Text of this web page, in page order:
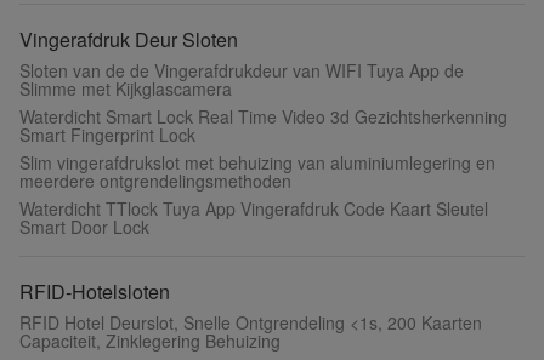
Vingerafdruk Deur Sloten
Sloten van de de Vingerafdrukdeur van WIFI Tuya App de
Slimme met Kijkglascamera
Waterdicht Smart Lock Real Time Video 3d Gezichtsherkenning
Smart Fingerprint Lock
Slim vingerafdrukslot met behuizing van aluminiumlegering en
meerdere ontgrendelingsmethoden
Waterdicht TTlock Tuya App Vingerafdruk Code Kaart Sleutel
Smart Door Lock
RFID-Hotelsloten
RFID Hotel Deurslot, Snelle Ontgrendeling <1s, 200 Kaarten
Capaciteit, Zinklegering Behuizing